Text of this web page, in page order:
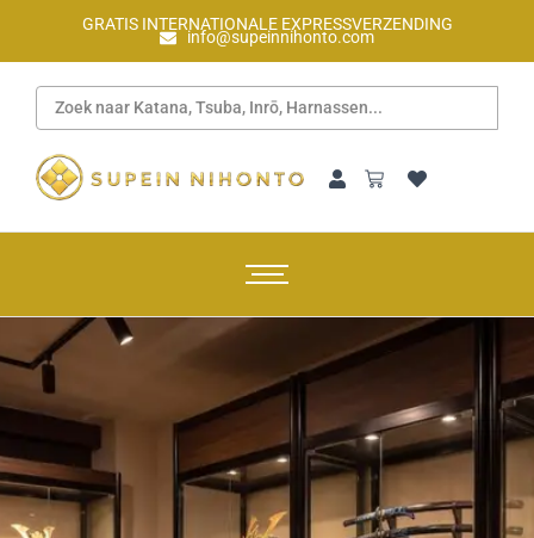
GRATIS INTERNATIONALE EXPRESSVERZENDING
info@supeinnihonto.com